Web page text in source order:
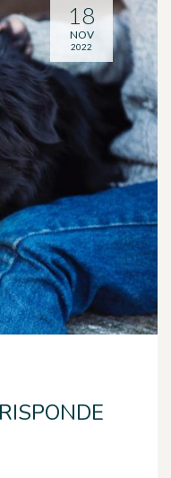
18
NOV
2022